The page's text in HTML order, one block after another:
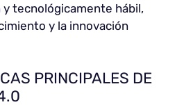
tecnológicamente hábil,
y la innovación
PRINCIPALES DE